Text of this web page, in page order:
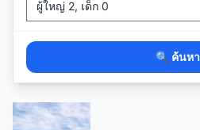
🔍 ค้นหา